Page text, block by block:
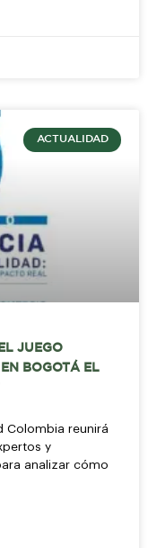
ACTUALIDAD
JUEGO
BOGOTÁ EL
Colombia reunirá
y
analizar cómo